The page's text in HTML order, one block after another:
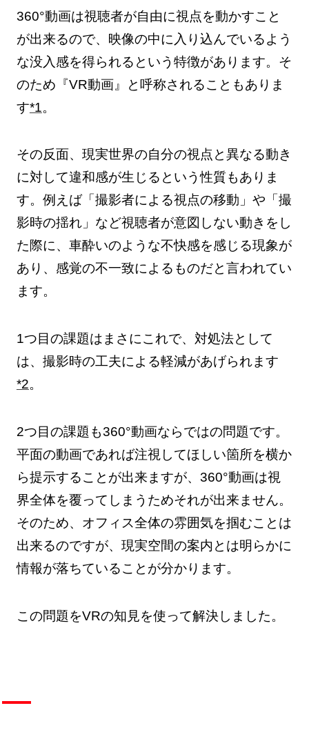
360°動画は視聴者が自由に視点を動かすこと
が出来るので、映像の中に入り込んでいるよう
な没入感を得られるという特徴があります。そ
のため『VR動画』と呼称されることもありま
す*1。
その反面、現実世界の自分の視点と異なる動き
に対して違和感が生じるという性質もありま
す。例えば「撮影者による視点の移動」や「撮
影時の揺れ」など視聴者が意図しない動きをし
た際に、車酔いのような不快感を感じる現象が
あり、感覚の不一致によるものだと言われてい
ます。
1つ目の課題はまさにこれで、対処法として
は、撮影時の工夫による軽減があげられます
*2。
2つ目の課題も360°動画ならではの問題です。
平面の動画であれば注視してほしい箇所を横か
ら提示することが出来ますが、360°動画は視
界全体を覆ってしまうためそれが出来ません。
そのため、オフィス全体の雰囲気を掴むことは
出来るのですが、現実空間の案内とは明らかに
情報が落ちていることが分かります。
この問題をVRの知見を使って解決しました。